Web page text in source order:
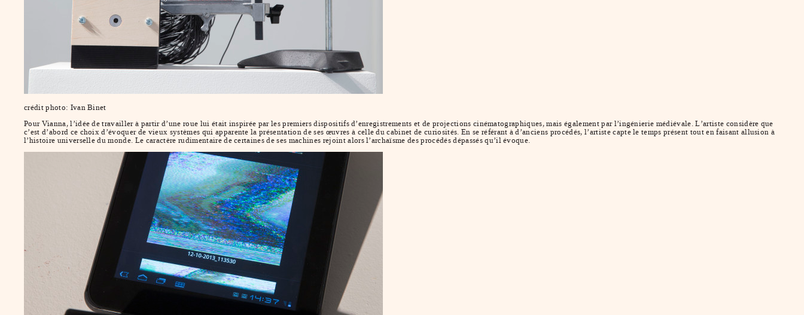
crédit photo: Ivan Binet
Pour Vianna, l’idée de travailler à partir d’une roue lui était inspirée par les premiers dispositifs d’enregistrements et de projections cinématographiques, mais également par l’ingénierie médiévale. L’artiste considère que
c’est d’abord ce choix d’évoquer de vieux systèmes qui apparente la présentation de ses œuvres à celle du cabinet de curiosités. En se référant à d’anciens procédés, l’artiste capte le temps présent tout en faisant allusion à
l’histoire universelle du monde. Le caractère rudimentaire de certaines de ses machines rejoint alors l’archaïsme des procédés dépassés qu’il évoque.